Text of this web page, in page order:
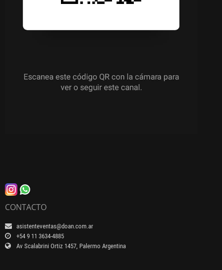
CONTACTO
asistenteventas@doan.com.ar
+54 9 11 3634-4885
Av Scalabrini Ortiz 1457, Palermo Argentina